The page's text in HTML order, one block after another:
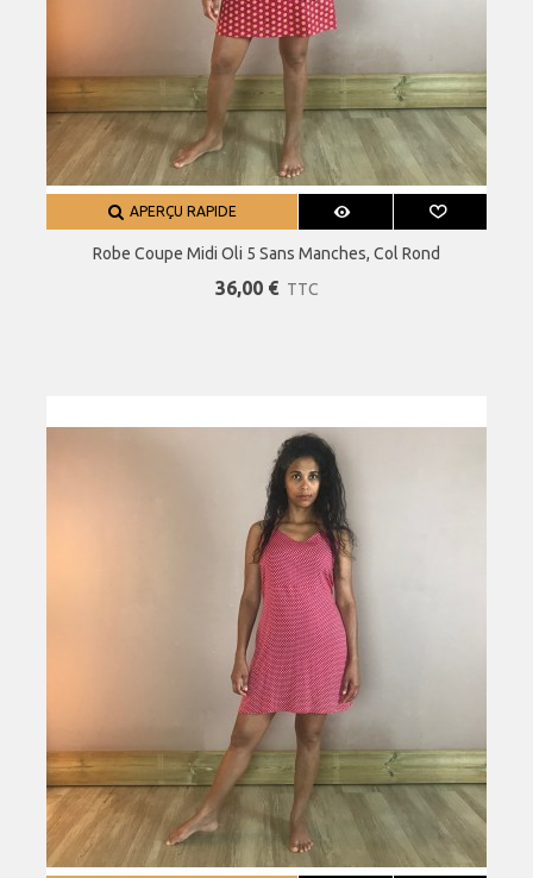
APERÇU RAPIDE
Robe Coupe Midi Oli 5 Sans Manches, Col Rond
36,00 € TTC